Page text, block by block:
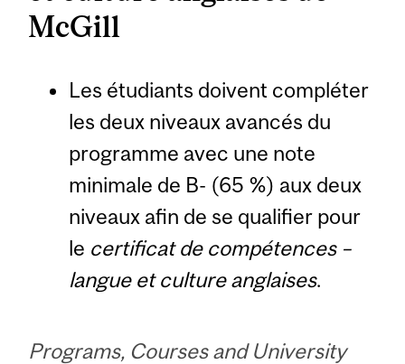
McGill
Les étudiants doivent compléter
les deux niveaux avancés du
programme avec une note
minimale de B- (65 %) aux deux
niveaux afin de se qualifier pour
le certificat de compétences –
langue et culture anglaises.
Programs, Courses and University